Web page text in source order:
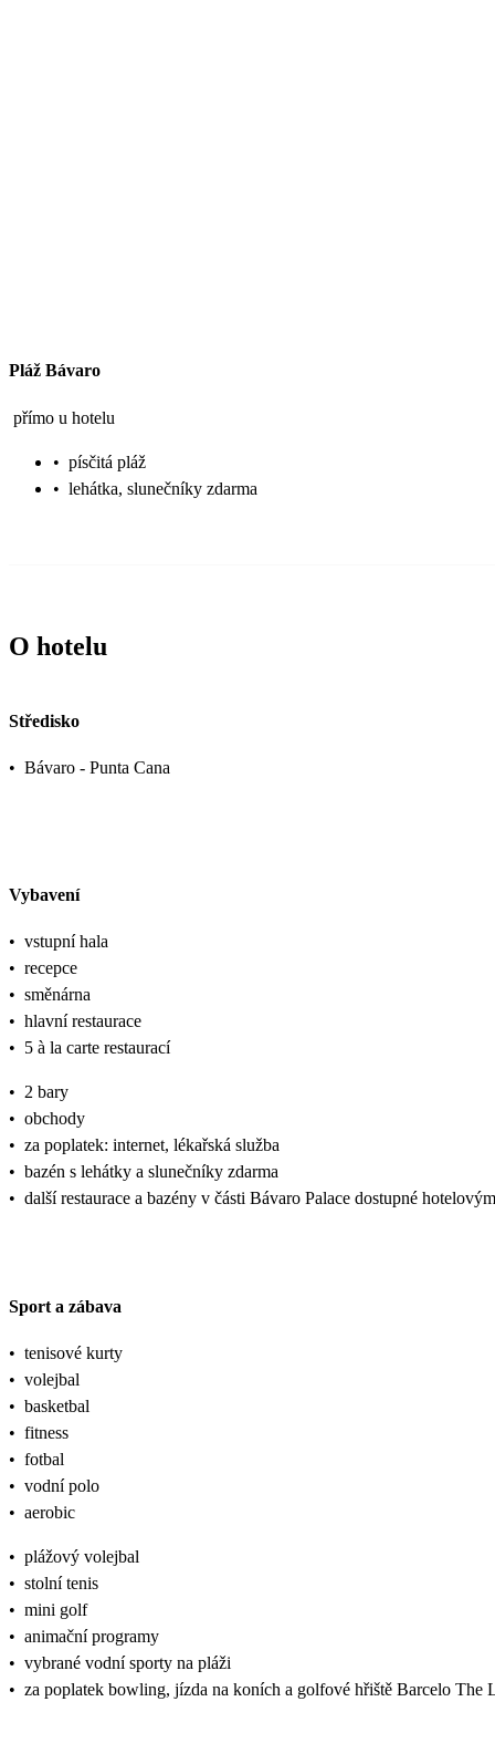
Pláž Bávaro
přímo u hotelu
• písčitá pláž
• lehátka, slunečníky zdarma
O hotelu
Středisko
• Bávaro - Punta Cana
Vybavení
• vstupní hala
• recepce
• směnárna
• hlavní restaurace
• 5 à la carte restaurací
• 2 bary
• obchody
• za poplatek: internet, lékařská služba
• bazén s lehátky a slunečníky zdarma
• další restaurace a bazény v části Bávaro Palace dostupné
Sport a zábava
• tenisové kurty
• volejbal
• basketbal
• fitness
• fotbal
• vodní polo
• aerobic
• plážový volejbal
• stolní tenis
• mini golf
• animační programy
• vybrané vodní sporty na pláži
• za poplatek bowling, jízda na koních a golfové hřiště Barcelo The